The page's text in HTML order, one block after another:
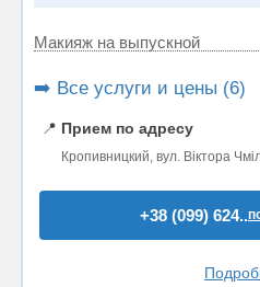
Макияж на выпускной
➡️ Все услуги и цены (6)
📍 Прием по адресу
Кропивницкий, вул. Віктора
+38 (099) 624..